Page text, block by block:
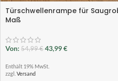
Türschwellenrampe für
Maß
Von: 54,99€ 43,99€
Enthält 19% MwSt.
zzgl. Versand